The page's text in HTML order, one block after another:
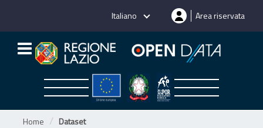
Italiano Area riservata
Home Dataset